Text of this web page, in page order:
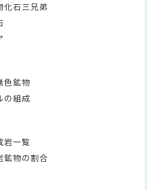
化石三兄弟
色鉱物
の組成
岩一覧
鉱物の割合